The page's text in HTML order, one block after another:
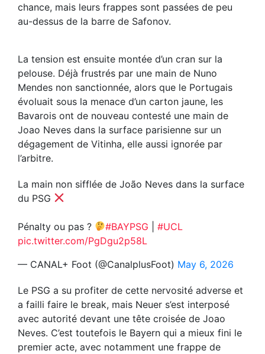
chance, mais leurs frappes sont passées de peu
au-dessus de la barre de Safonov.
La tension est ensuite montée d’un cran sur la
pelouse. Déjà frustrés par une main de Nuno
Mendes non sanctionnée, alors que le Portugais
évoluait sous la menace d’un carton jaune, les
Bavarois ont de nouveau contesté une main de
Joao Neves dans la surface parisienne sur un
dégagement de Vitinha, elle aussi ignorée par
l’arbitre.
La main non sifflée de João Neves dans la surface
du PSG
Pénalty ou pas ? #BAYPSG |#UCL
pic.twitter.com/PgDgu2p58L
— CANAL+ Foot (@CanalplusFoot) May 6, 2026
Le PSG a su profiter de cette nervosité adverse et
a failli faire le break, mais Neuer s’est interposé
avec autorité devant une tête croisée de Joao
Neves. C’est toutefois le Bayern qui a mieux fini le
premier acte, avec notamment une frappe de